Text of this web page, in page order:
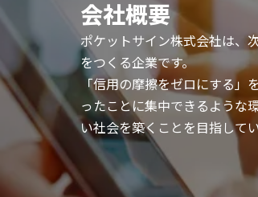
会社概要
ポケットサイン株式会社は、
をつくる企業です。
「信用の摩擦をゼロにする
ったことに集中できるような
い社会を築くことを目指してい